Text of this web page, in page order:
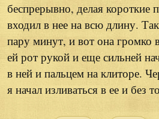
беспрерывно, делая короткие
входил в нее на всю длину.
пару минут, и вот она громко
ей рот рукой и еще сильней
в ней и пальцем на клиторе.
я начал изливаться в ее и без